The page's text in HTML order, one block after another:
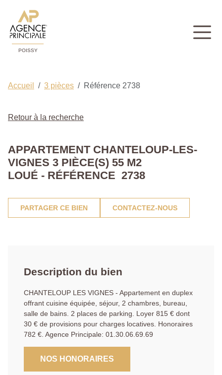
POISSY
Accueil 3 pièces Référence 2738
Retour à la recherche
APPARTEMENT CHANTELOUP-LES-
VIGNES 3 PIÈCE(S) 55 M2
LOUÉ - RÉFÉRENCE 2738
PARTAGER CE BIEN CONTACTEZ-NOUS
Description du bien
CHANTELOUP LES VIGNES - Appartement en duplex
offrant cuisine équipée, séjour, 2 chambres, bureau,
salle de bains. 2 places de parking. Loyer 815 € dont
30 € de provisions pour charges locatives. Honoraires
782 €. Agence Principale: 01.30.06.69.69
NOS HONORAIRES